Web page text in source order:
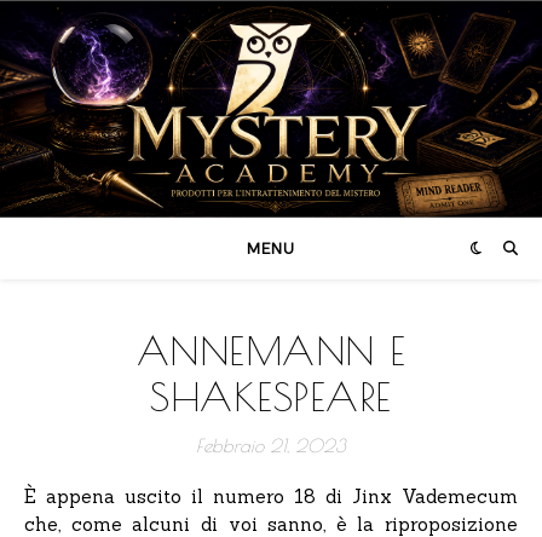
MENU
ANNEMANN E
SHAKESPEARE
Febbraio 21, 2023
È appena uscito il numero 18 di Jinx Vademecum
che, come alcuni di voi sanno, è la riproposizione